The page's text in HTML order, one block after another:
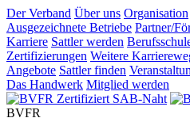
Der Verband Über uns Organisation
Ausgezeichnete Betriebe Partner/
Karriere Sattler werden
Zertifizierungen Weitere
Angebote Sattler finden
Das Handwerk Mitglied werden
BVFR